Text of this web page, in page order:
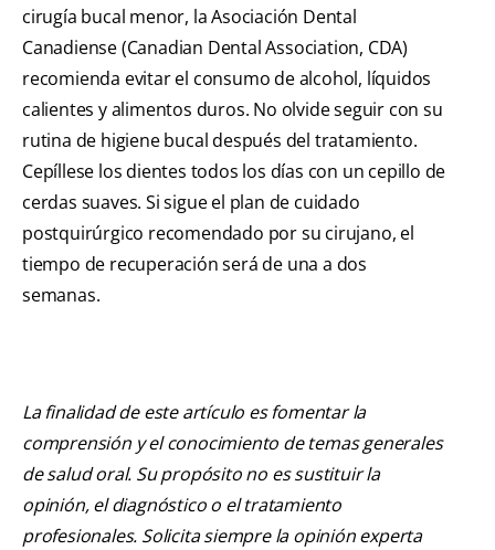
cirugía bucal menor, la Asociación Dental
Canadiense (Canadian Dental Association, CDA)
recomienda evitar el consumo de alcohol, líquidos
calientes y alimentos duros. No olvide seguir con su
rutina de higiene bucal después del tratamiento.
Cepíllese los dientes todos los días con un cepillo de
cerdas suaves. Si sigue el plan de cuidado
postquirúrgico recomendado por su cirujano, el
tiempo de recuperación será de una a dos
semanas.
La finalidad de este artículo es fomentar la
comprensión y el conocimiento de temas generales
de salud oral. Su propósito no es sustituir la
opinión, el diagnóstico o el tratamiento
profesionales. Solicita siempre la opinión experta